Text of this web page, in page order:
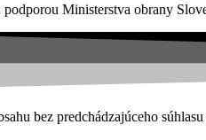
podporou Ministerstva obrany
bez predchádzajúceho súhlasu